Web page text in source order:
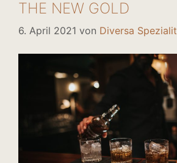
THE NEW GOLD
6. April 2021 von Diversa